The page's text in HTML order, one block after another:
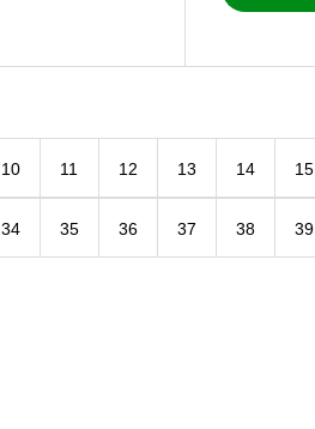
10 11 12 13 14 15
34 35 36 37 38 39